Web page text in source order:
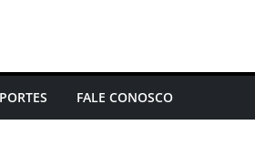
FALE CONOSCO